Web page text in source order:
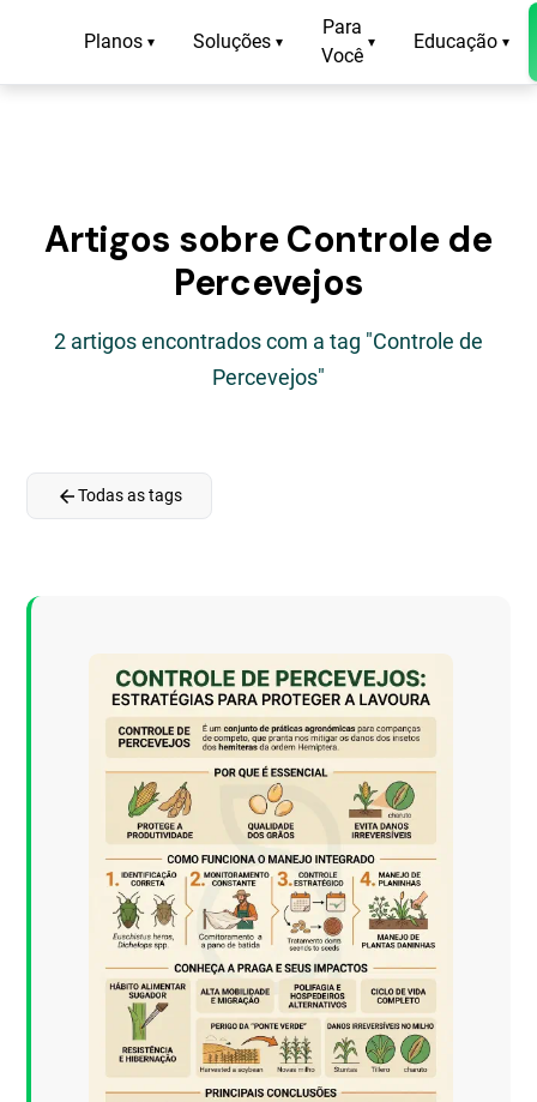
Planos ▾ Soluções ▾
Para
Você
▾ Educação ▾
Artigos sobre Controle de
Percevejos
2 artigos encontrados com a tag "Controle de
Percevejos"
arrow_backTodas as tags